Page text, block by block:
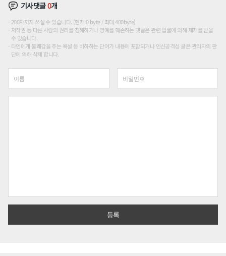
기사댓글0개
200자까지 쓰실 수 있습니다. (현재 0 byte / 최대 400byte)
저작권 등 다른 사람의 권리를 침해하거나 명예를 훼손하는 댓글은 관련 법률에 의해 제재를 받을
수 있습니다.
타인에게 불쾌감을 주는 욕설 등 비하하는 단어가 내용에 포함되거나 인신공격성 글은 관리자의 판
단에 의해 삭제 합니다.